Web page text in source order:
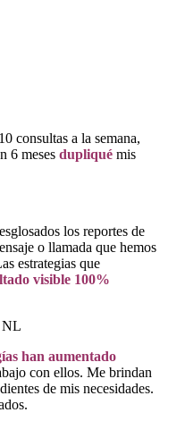
consultas a la semana,
6 mesesdupliqué mis
los reportes de
o llamada que hemos
estrategias que
visible 100%
NL
han aumentado
con ellos. Me brindan
de mis necesidades.